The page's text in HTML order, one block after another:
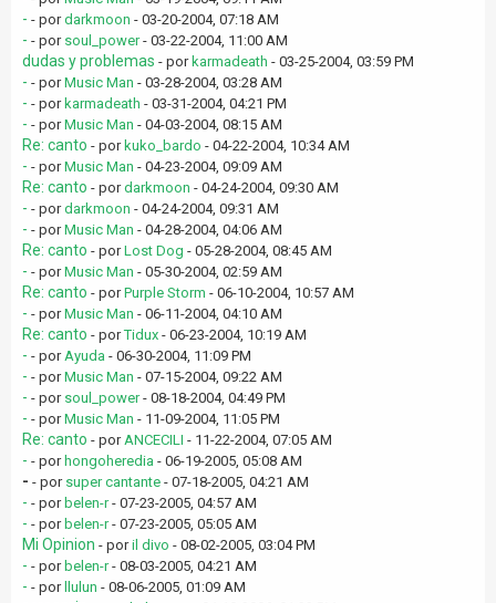
- - pordarkmoon - 03-20-2004, 07:18 AM
- - por soul_power- 03-22-2004, 11:00 AM
dudas y problemas - por karmadeath - 03-25-2004, 03:59 PM
- - porMusic Man - 03-28-2004, 03:28 AM
- - por karmadeath - 03-31-2004, 04:21 PM
- - porMusic Man - 04-03-2004, 08:15 AM
Re: canto - por kuko_bardo - 04-22-2004, 10:34 AM
- - porMusic Man - 04-23-2004, 09:09 AM
Re: canto - pordarkmoon - 04-24-2004, 09:30 AM
- - pordarkmoon - 04-24-2004, 09:31 AM
- - porMusic Man - 04-28-2004, 04:06 AM
Re: canto - porLost Dog - 05-28-2004, 08:45 AM
- - porMusic Man - 05-30-2004, 02:59 AM
Re: canto - porPurple Storm - 06-10-2004, 10:57 AM
- - porMusic Man - 06-11-2004, 04:10 AM
Re: canto - porTidux - 06-23-2004, 10:19 AM
- - porAyuda - 06-30-2004, 11:09 PM
- - porMusic Man - 07-15-2004, 09:22 AM
- - por soul_power- 08-18-2004, 04:49 PM
- - porMusic Man - 11-09-2004, 11:05 PM
Re: canto - porANCECILI - 11-22-2004, 07:05 AM
- - por hongoheredia - 06-19-2005, 05:08 AM
- - por super cantante - 07-18-2005, 04:21 AM
- - por belen-r- 07-23-2005, 04:57 AM
- - por belen-r- 07-23-2005, 05:05 AM
Mi Opinion - poril divo - 08-02-2005, 03:04 PM
- - por belen-r- 08-03-2005, 04:21 AM
- - por llulun - 08-06-2005, 01:09 AM